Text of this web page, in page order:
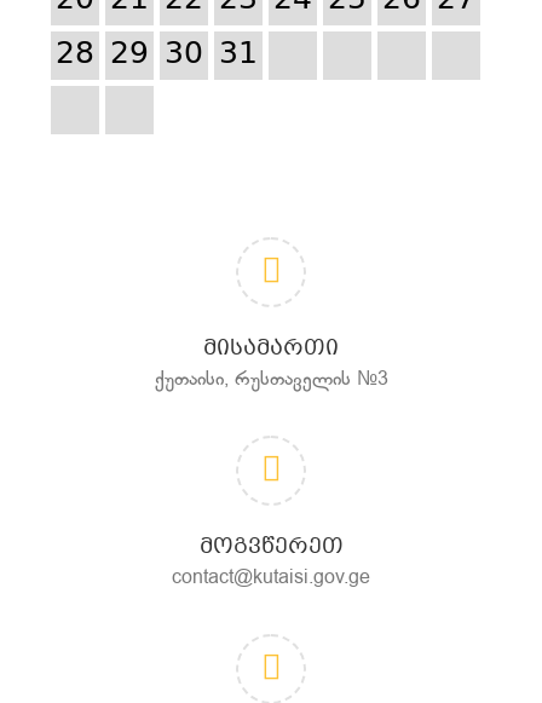
28 29 30 31
ᲛᲘᲡᲐᲛᲐᲠᲗᲘ
ქუთაისი, რუსთაველის №3
ᲛᲝᲒᲕᲬᲔᲠᲔᲗ
contact@kutaisi.gov.ge